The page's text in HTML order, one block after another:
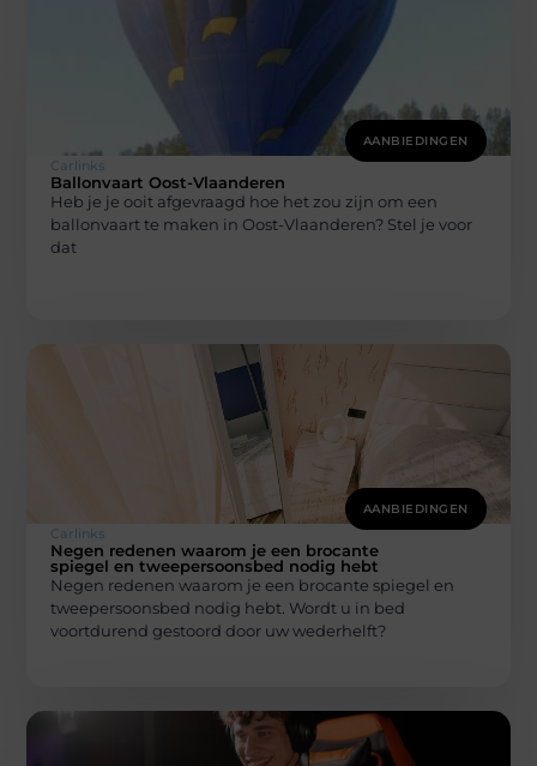
AANBIEDINGEN
Carlinks
Ballonvaart Oost-Vlaanderen
Heb je je ooit afgevraagd hoe het zou zijn om een
ballonvaart te maken in Oost-Vlaanderen? Stel je voor
dat
AANBIEDINGEN
Carlinks
Negen redenen waarom je een brocante
spiegel en tweepersoonsbed nodig hebt
Negen redenen waarom je een brocante spiegel en
tweepersoonsbed nodig hebt. Wordt u in bed
voortdurend gestoord door uw wederhelft?